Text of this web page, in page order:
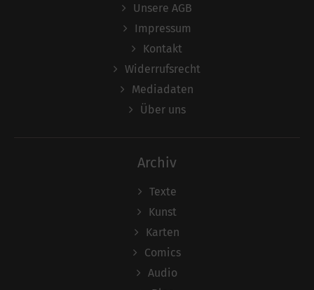
Unsere AGB
Impressum
Kontakt
Widerrufsrecht
Mediadaten
Über uns
Archiv
Texte
Kunst
Karten
Comics
Audio